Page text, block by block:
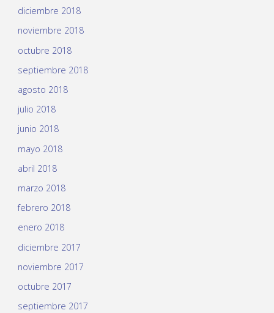
diciembre 2018
noviembre 2018
octubre 2018
septiembre 2018
agosto 2018
julio 2018
junio 2018
mayo 2018
abril 2018
marzo 2018
febrero 2018
enero 2018
diciembre 2017
noviembre 2017
octubre 2017
septiembre 2017